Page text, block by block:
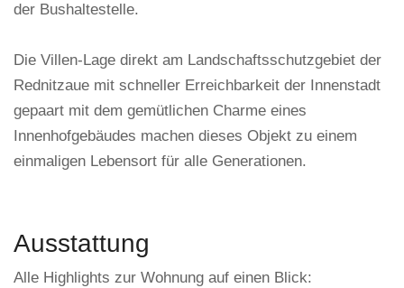
der Bushaltestelle.
Die Villen-Lage direkt am Landschaftsschutzgebiet der
Rednitzaue mit schneller Erreichbarkeit der Innenstadt
gepaart mit dem gemütlichen Charme eines
Innenhofgebäudes machen dieses Objekt zu einem
einmaligen Lebensort für alle Generationen.
Ausstattung
Alle Highlights zur Wohnung auf einen Blick: